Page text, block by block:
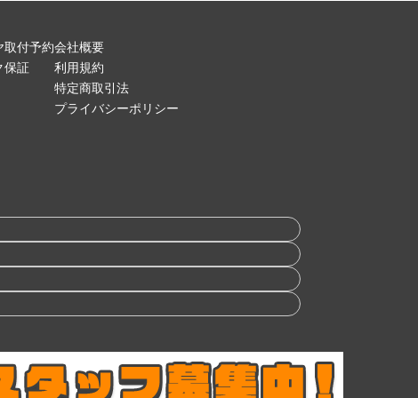
取付予約
保証
会社概要
利用規約
特定商取引法
プライバシーポリシー